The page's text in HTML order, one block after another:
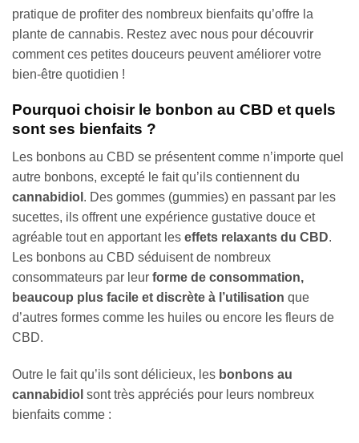
pratique de profiter des nombreux bienfaits qu’offre la
plante de cannabis. Restez avec nous pour découvrir
comment ces petites douceurs peuvent améliorer votre
bien-être quotidien !
Pourquoi choisir le bonbon au CBD et quels
sont ses bienfaits ?
Les bonbons au CBD se présentent comme n’importe quel
autre bonbons, excepté le fait qu’ils contiennent du
cannabidiol . Des gommes (gummies) en passant par les
sucettes, ils offrent une expérience gustative douce et
agréable tout en apportant les effets relaxants du CBD.
Les bonbons au CBD séduisent de nombreux
consommateurs par leur forme de consommation,
beaucoup plus facile et discrète à l’utilisation que
d’autres formes comme les huiles ou encore les fleurs de
CBD.
Outre le fait qu’ils sont délicieux, les bonbons au
cannabidiol sont très appréciés pour leurs nombreux
bienfaits comme :